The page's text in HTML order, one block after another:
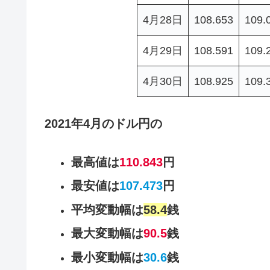
4月28日 108.653
4月29日 108.591
4月30日 108.925
2021年4月のドル円の
最高値は110.843円
最安値は107.473円
平均変動幅は58.4銭
最大変動幅は90.5銭
最小変動幅は30.6銭